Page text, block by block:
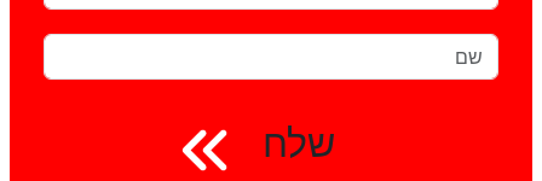
שלח